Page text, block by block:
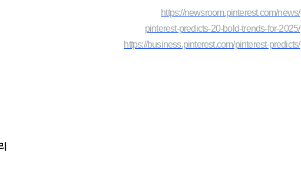
https://newsroom.pinterest.com/news/
pinterest-predicts-20-bold-trends-for-2025/
https://business.pinterest.com/pinterest-predicts/